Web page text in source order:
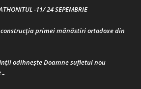
-11/ 24 SEPEMBRIE
primei mănăstiri ortodoxe din
odihnește Doamne sufletul nou